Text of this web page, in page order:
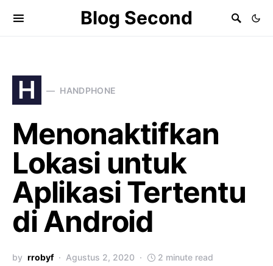
Blog Second
H HANDPHONE
Menonaktifkan
Lokasi untuk
Aplikasi Tertentu
di Android
by rrobyf Agustus 2, 2020 2 minute read